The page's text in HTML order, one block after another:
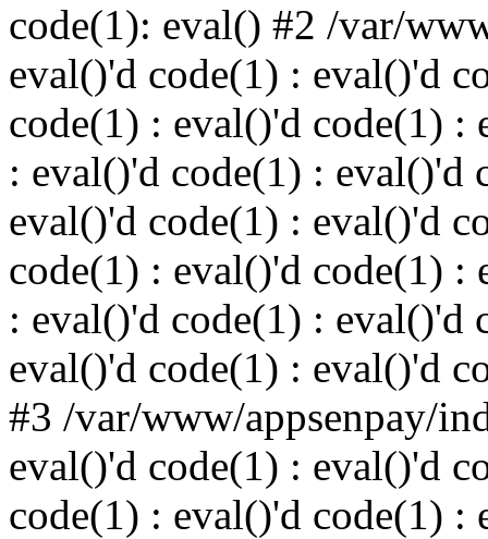
code(1): eval() #2 /var/
eval()'d code(1) : eval()'d
code(1) : eval()'d code(1) :
: eval()'d code(1) : eval()'d
eval()'d code(1) : eval()'d
code(1) : eval()'d code(1) :
: eval()'d code(1) : eval()'d
eval()'d code(1) : eval()'d
#3 /var/www/appsenpay/
eval()'d code(1) : eval()'d
code(1) : eval()'d code(1) :